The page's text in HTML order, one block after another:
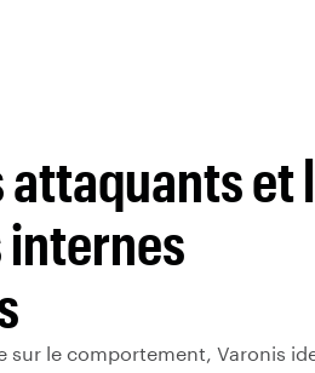
attaquants et
sur le comportement, Varonis